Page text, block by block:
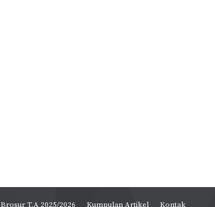
Brosur T.A 2025/2026 Kumpulan Artikel Kontak